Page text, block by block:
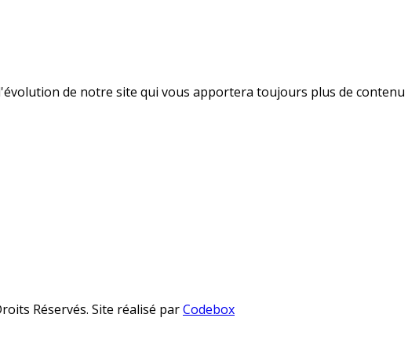
de notre site qui vous apportera toujours plus de contenu
Réservés. Site réalisé parCodebox